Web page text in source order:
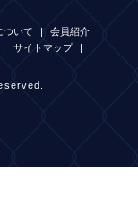
ついて
会員紹介
サイトマップ